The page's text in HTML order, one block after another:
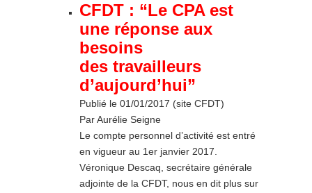
CFDT : “Le CPA est
une réponse aux
besoins
des travailleurs
d’aujourd’hui”
Publié le 01/01/2017 (site CFDT)
Par Aurélie Seigne
Le compte personnel d’activité est entré
en vigueur au 1er janvier 2017.
Véronique Descaq, secrétaire générale
adjointe de la CFDT, nous en dit plus sur